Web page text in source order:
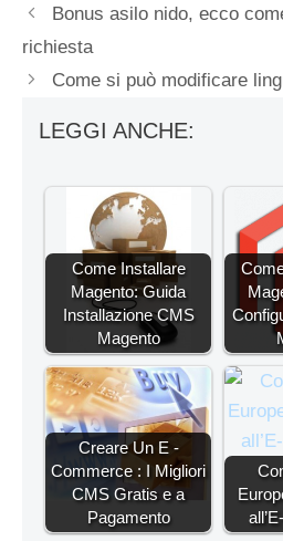
Bonus asilo nido, ecco
richiesta
Come si può modificare
LEGGI ANCHE:
Come Installare
Magento: Guida
Installazione CMS
Magento
Creare Un E -
Commerce : I Migliori
CMS Gratis e a
Pagamento